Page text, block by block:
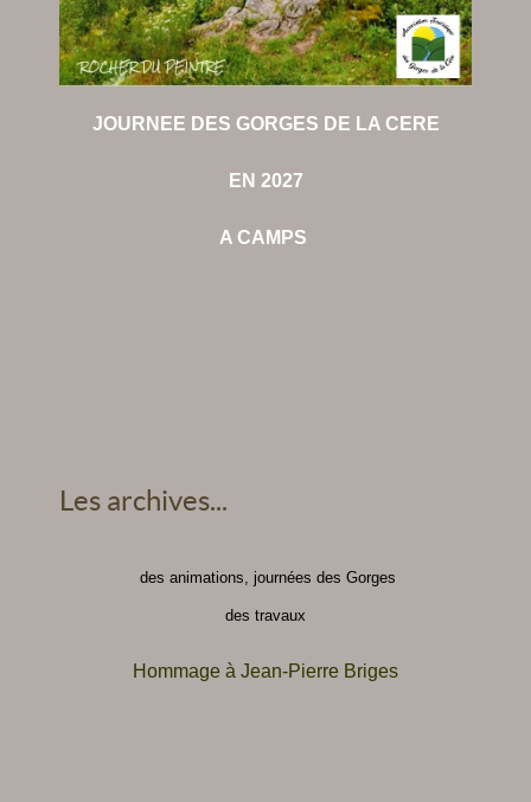
JOURNEE DES GORGES DE LA CERE
EN 2027
A CAMPS
Les archives...
des animations, journées des Gorges
des travaux
Hommage à Jean-Pierre Briges